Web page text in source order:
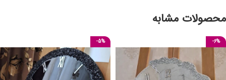
محصولات مشابه
-6%
-5%